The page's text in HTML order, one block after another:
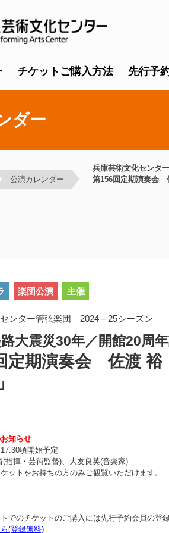
チケットご購入方法 先行予
ダー
公演カレンダー
兵庫芸術文化セン
第156回定期演奏会
楽団公演 主催
ンター管弦楽団 2024－25シーズン
大震災30年／開館20周
定期演奏会 佐渡
知らせ
頃開始予定
(指揮・芸術監督)、大友良英(音楽家)
ットをお持ちの方のみご観覧いただけます。
でのチケットのご購入には先行予約会員の登録
(登録無料)